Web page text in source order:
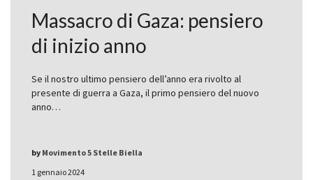
Massacro di Gaza: pensiero
di inizio anno
Se il nostro ultimo pensiero dell’anno era rivolto al
presente di guerra a Gaza, il primo pensiero del nuovo
anno…
1 gennaio 2024
by Movimento 5 Stelle Biella